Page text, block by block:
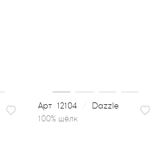
12104
Dazzle
100% шёлк